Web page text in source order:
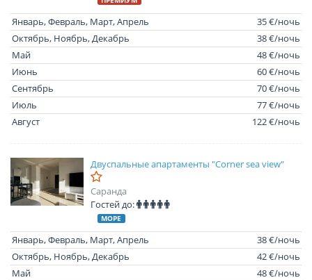
Январь, Февраль, Март, Апрель
35 €/ночь
Октябрь, Ноябрь, Декабрь
38 €/ночь
Май
48 €/ночь
Июнь
60 €/ночь
Сентябрь
70 €/ночь
Июль
77 €/ночь
Август
122 €/ночь
Двуспальные апартаменты "Corner sea view"
Саранда
Гостей до:
МОРЕ
Январь, Февраль, Март, Апрель
38 €/ночь
Октябрь, Ноябрь, Декабрь
42 €/ночь
Май
48 €/ночь